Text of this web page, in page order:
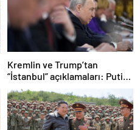
Kremlin ve Trump’tan
“İstanbul” açıklamaları: Putin,
zirveye katılacak mı?